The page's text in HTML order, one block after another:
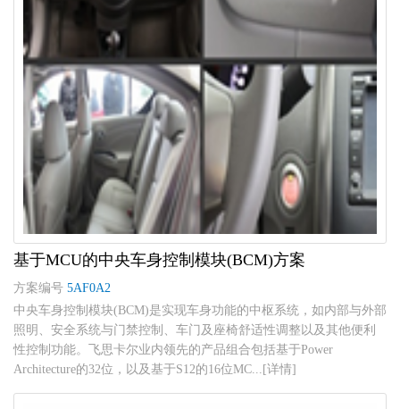
基于MCU的中央车身控制模块(BCM)方案
方案编号 5AF0A2
中央车身控制模块(BCM)是实现车身功能的中枢系统，如内部与外部
照明、安全系统与门禁控制、车门及座椅舒适性调整以及其他便利
性控制功能。飞思卡尔业内领先的产品组合包括基于Power
Architecture的32位，以及基于S12的16位MC...[详情]